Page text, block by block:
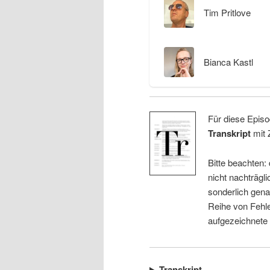
Tim Pritlove
Bianca Kastl
Für diese
Transkriptmit
Bitte
nicht
sonderlich
Reihe von